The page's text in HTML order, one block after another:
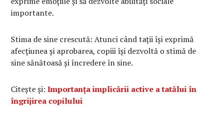
importante.
Stima de sine crescută: Atunci când tații își exprimă
afecțiunea și aprobarea, copiii își dezvoltă o stimă de
sine sănătoasă și încredere în sine.
Citește și:Importanța implicării active a tatălui în
îngrijirea copilului